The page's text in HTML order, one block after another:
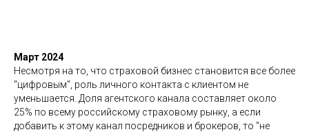
Март 2024
Несмотря на то, что страховой бизнес становится все более
"цифровым", роль личного контакта с клиентом не
уменьшается. Доля агентского канала составляет около
25% по всему российскому страховому рынку, а если
добавить к этому канал посредников и брокеров, то "не